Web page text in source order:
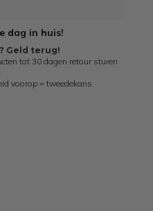
dag in huis!
Geld terug!
tot 30 dagen retour sturen
voorop = tweedekans